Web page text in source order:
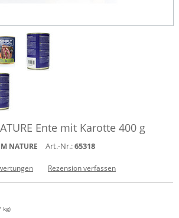
Ente mit Karotte 400 g
NATURE Art.-Nr.:65318
Rezension verfassen
kg)